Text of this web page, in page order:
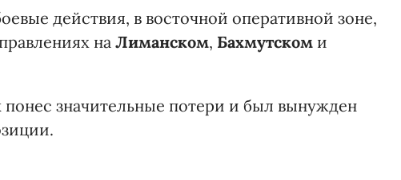
действия, в восточной оперативной зоне,
на Лиманском, Бахмутском и
понес значительные потери и был вынужден